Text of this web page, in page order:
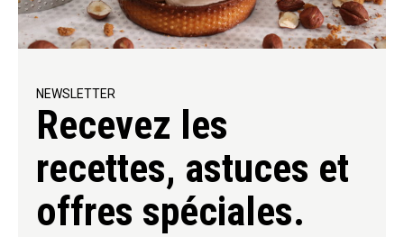
NEWSLETTER
Recevez les
recettes, astuces et
offres spéciales.